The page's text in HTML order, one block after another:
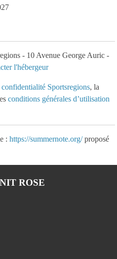
- 10 Avenue George Auric -
l'hébergeur
Sportsregions, la
conditions générales d’utilisation
: https://summernote.org/proposé
ROSE